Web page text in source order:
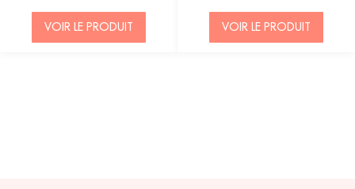
VOIR LE PRODUIT VOIR LE PRODUIT